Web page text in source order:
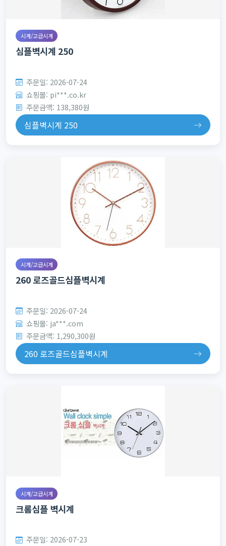
시계/고급시계
심플벽시계 250
주문일: 2026-07-24
쇼핑몰: pi***.co.kr
주문금액: 138,380원
심플벽시계 250
시계/고급시계
260 로즈골드심플벽시계
주문일: 2026-07-24
쇼핑몰: ja***.com
주문금액: 1,290,300원
260 로즈골드심플벽시계
시계/고급시계
크롬심플 벽시계
주문일: 2026-07-23